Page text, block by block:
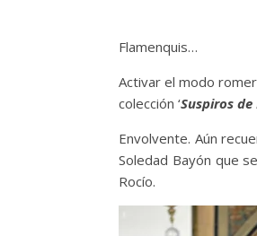
Flamenquis…
Activar el modo
colección ‘Suspiros
Envolvente. Aún
Soledad Bayón que
Rocío.